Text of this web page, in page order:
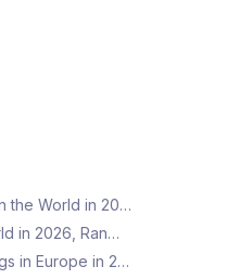
the World in 20…
in 2026, Ran…
in Europe in 2…